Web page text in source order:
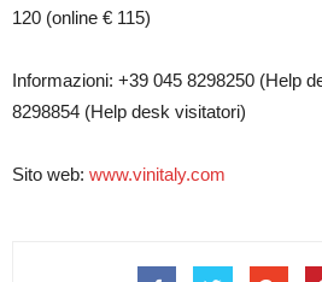
120 (online € 115)
Informazioni: +39 045 8298250 (Help
8298854 (Help desk visitatori)
Sito web: www.vinitaly.com